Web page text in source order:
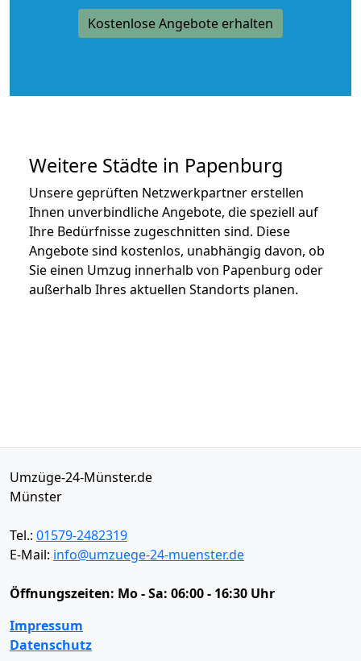
Kostenlose Angebote erhalten
Weitere Städte in Papenburg
Unsere geprüften Netzwerkpartner erstellen
Ihnen unverbindliche Angebote, die speziell auf
Ihre Bedürfnisse zugeschnitten sind. Diese
Angebote sind kostenlos, unabhängig davon, ob
Sie einen Umzug innerhalb von Papenburg oder
außerhalb Ihres aktuellen Standorts planen.
Umzüge-24-Münster.de
Münster
Tel.: 01579-2482319
E-Mail: info@umzuege-24-muenster.de
Öffnungszeiten: Mo - Sa: 06:00 - 16:30 Uhr
Impressum
Datenschutz